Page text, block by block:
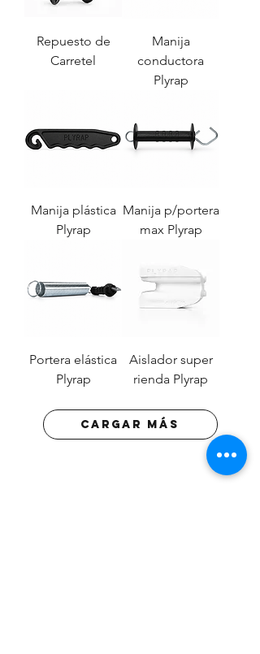
Repuesto de
Carretel
Manija
conductora
Plyrap
Manija plástica
Plyrap
Manija p/portera
max Plyrap
Portera elástica
Plyrap
Aislador super
rienda Plyrap
Cargar más